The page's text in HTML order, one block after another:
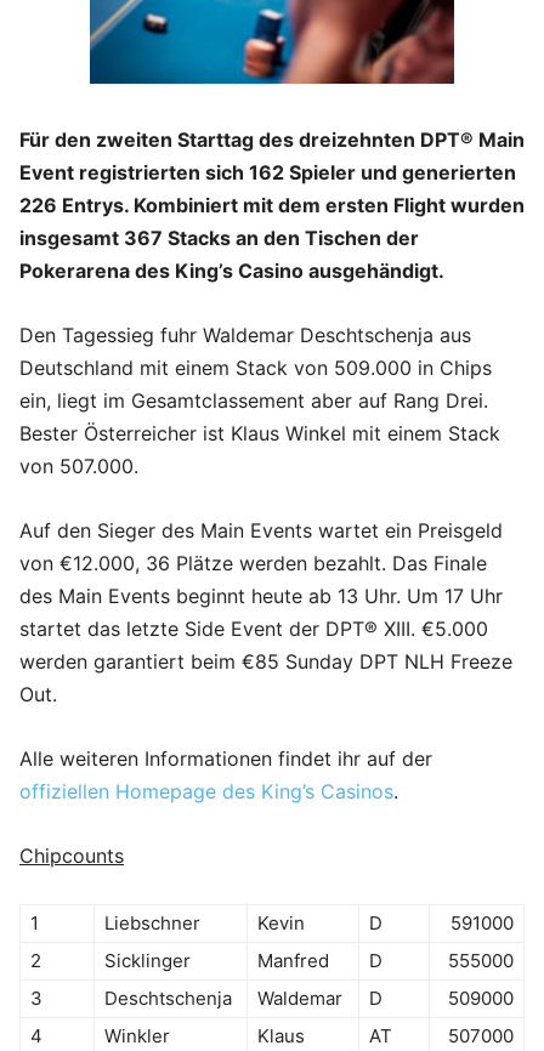
Für den zweiten Starttag des dreizehnten DPT® Main
Event registrierten sich 162 Spieler und generierten
226 Entrys. Kombiniert mit dem ersten Flight wurden
insgesamt 367 Stacks an den Tischen der
Pokerarena des King’s Casino ausgehändigt.
Den Tagessieg fuhr Waldemar Deschtschenja aus
Deutschland mit einem Stack von 509.000 in Chips
ein, liegt im Gesamtclassement aber auf Rang Drei.
Bester Österreicher ist Klaus Winkel mit einem Stack
von 507.000.
Auf den Sieger des Main Events wartet ein Preisgeld
von €12.000, 36 Plätze werden bezahlt. Das Finale
des Main Events beginnt heute ab 13 Uhr. Um 17 Uhr
startet das letzte Side Event der DPT® XIII. €5.000
werden garantiert beim €85 Sunday DPT NLH Freeze
Out.
Alle weiteren Informationen findet ihr auf der
offiziellen Homepage des King’s Casinos.
Chipcounts
1 Liebschner Kevin D
591000
2
Sicklinger Manfred D
555000
3
Deschtschenja Waldemar D
509000
4
Winkler Klaus AT
507000